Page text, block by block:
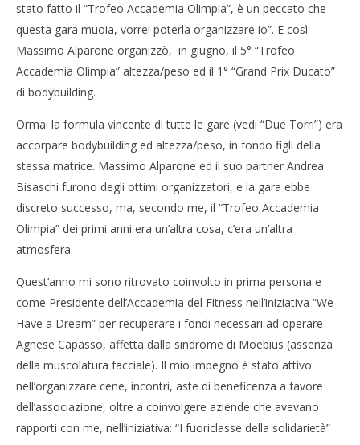
stato fatto il “Trofeo Accademia Olimpia”, è un peccato che
questa gara muoia, vorrei poterla organizzare io”. E così
Massimo Alparone organizzò, in giugno, il 5° “Trofeo
Accademia Olimpia” altezza/peso ed il 1° “Grand Prix Ducato”
di bodybuilding.
Ormai la formula vincente di tutte le gare (vedi “Due Torri”) era
accorpare bodybuilding ed altezza/peso, in fondo figli della
stessa matrice. Massimo Alparone ed il suo partner Andrea
Bisaschi furono degli ottimi organizzatori, e la gara ebbe
discreto successo, ma, secondo me, il “Trofeo Accademia
Olimpia” dei primi anni era un’altra cosa, c’era un’altra
atmosfera.
Quest’anno mi sono ritrovato coinvolto in prima persona e
come Presidente dell’Accademia del Fitness nell’iniziativa “We
Have a Dream” per recuperare i fondi necessari ad operare
Agnese Capasso, affetta dalla sindrome di Moebius (assenza
della muscolatura facciale). Il mio impegno è stato attivo
nell’organizzare cene, incontri, aste di beneficenza a favore
dell’associazione, oltre a coinvolgere aziende che avevano
rapporti con me, nell’iniziativa: “I fuoriclasse della solidarietà”